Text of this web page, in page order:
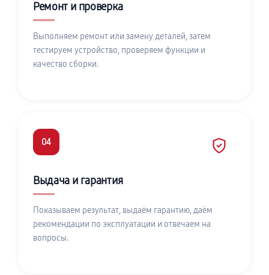
Ремонт и проверка
Выполняем ремонт или замену деталей, затем
тестируем устройство, проверяем функции и
качество сборки.
04
Выдача и гарантия
Показываем результат, выдаём гарантию, даём
рекомендации по эксплуатации и отвечаем на
вопросы.